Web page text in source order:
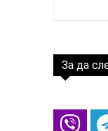
За да